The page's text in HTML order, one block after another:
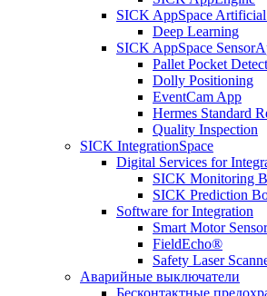
SICK AppSpace
Deep Learning
SICK AppSpace
Pallet Pocket
Dolly Positioning
EventCam App
Hermes Standard
Quality Inspection
SICK IntegrationSpace
Digital Services for
SICK Monitoring
SICK Prediction
Software for Integration
Smart Motor
FieldEcho®
Safety Laser
Аварийные выключатели
Бесконтактные